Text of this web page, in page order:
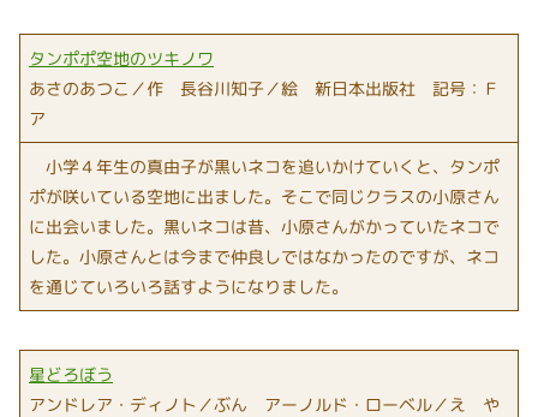
タンポポ空地のツキノワ
あさのあつこ／作 長谷川知子／絵 新日本出版社 記号：Ｆ
ア
小学４年生の真由子が黒いネコを追いかけていくと、タンポ
ポが咲いている空地に出ました。そこで同じクラスの小原さん
に出会いました。黒いネコは昔、小原さんがかっていたネコで
した。小原さんとは今まで仲良しではなかったのですが、ネコ
を通じていろいろ話すようになりました。
星どろぼう
アンドレア・ディノト／ぶん アーノルド・ローベル／え や